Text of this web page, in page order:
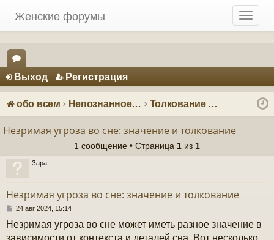
T
o
l
n
v
Женские форумы
Регистрация
ор
ум
Выход Регистрация
обо всем Непознанное: загадки и тайны Толкование снов
Незримая угроза во сне: значение и толкование
1 сообщение • Страница 1 из 1
Зара
Незримая угроза во сне: значение и толкование
С
о
б
24 авг 2024, 15:14
Незримая угроза во сне может иметь разное значение в